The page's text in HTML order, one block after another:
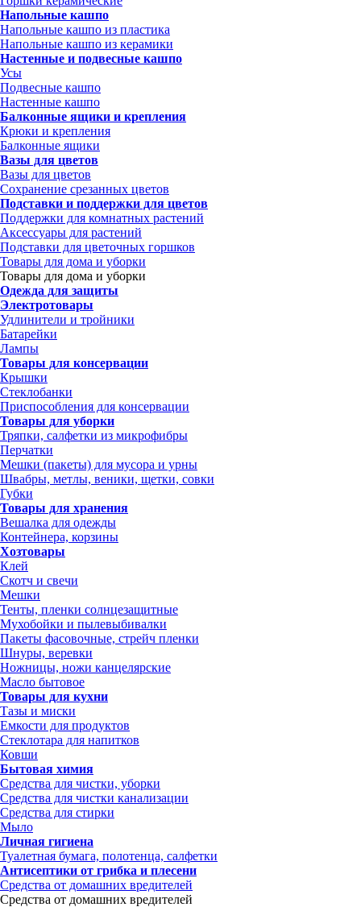
Напольные кашпо
Напольные кашпо из пластика
Напольные кашпо из керамики
Настенные и подвесные кашпо
Усы
Подвесные кашпо
Настенные кашпо
Балконные ящики и крепления
Крюки и крепления
Балконные ящики
Вазы для цветов
Вазы для цветов
Сохранение срезанных цветов
Подставки и поддержки для цветов
Поддержки для комнатных растений
Аксессуары для растений
Подставки для цветочных горшков
Товары для дома и уборки
Товары для дома и уборки
Одежда для защиты
Электротовары
Удлинители и тройники
Батарейки
Лампы
Товары для консервации
Крышки
Стеклобанки
Приспособления для консервации
Товары для уборки
Тряпки, салфетки из микрофибры
Перчатки
Мешки (пакеты) для мусора и урны
Швабры, метлы, веники, щетки, совки
Губки
Товары для хранения
Вешалка для одежды
Контейнера, корзины
Хозтовары
Клей
Скотч и свечи
Мешки
Тенты, пленки солнцезащитные
Мухобойки и пылевыбивалки
Пакеты фасовочные, стрейч пленки
Шнуры, веревки
Ножницы, ножи канцелярские
Масло бытовое
Товары для кухни
Тазы и миски
Емкости для продуктов
Стеклотара для напитков
Ковши
Бытовая химия
Средства для чистки, уборки
Средства для чистки канализации
Средства для стирки
Мыло
Личная гигиена
Туалетная бумага, полотенца, салфетки
Антисептики от грибка и плесени
Средства от домашних вредителей
Средства от домашних вредителей